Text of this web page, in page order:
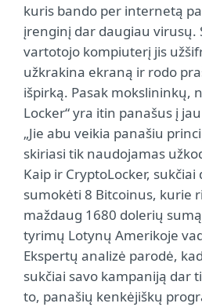
kuris bando per internetą
įrenginį dar daugiau virusų.
vartotojo kompiuterį jis
užkrakina ekraną ir rodo
išpirką. Pasak mokslininkų,
Locker“ yra itin panašus į
„Jie abu veikia panašiu
skiriasi tik naudojamas
Kaip ir CryptoLocker,
sumokėti 8 Bitcoinus, kurie
maždaug 1680 dolerių
tyrimų Lotynų Amerikoje
Ekspertų analizė parodė,
sukčiai savo kampaniją dar
to, panašių kenkėjiškų